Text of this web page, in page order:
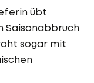
übt
Saisonabbruch
sogar mit